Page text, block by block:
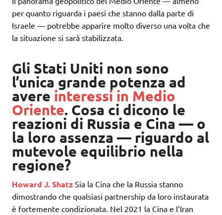
per quanto riguarda i paesi che stanno dalla parte di
Israele — potrebbe apparire molto diverso una volta che
la situazione si sarà stabilizzata.
Gli Stati Uniti non sono
l’unica grande potenza ad
avere interessi in Medio
Oriente. Cosa ci dicono le
reazioni di Russia e Cina — o
la loro assenza — riguardo al
mutevole equilibrio nella
regione?
Howard J. Shatz Sia la Cina che la Russia stanno
dimostrando che qualsiasi partnership da loro instaurata
è fortemente condizionata. Nel 2021 la Cina e l’Iran